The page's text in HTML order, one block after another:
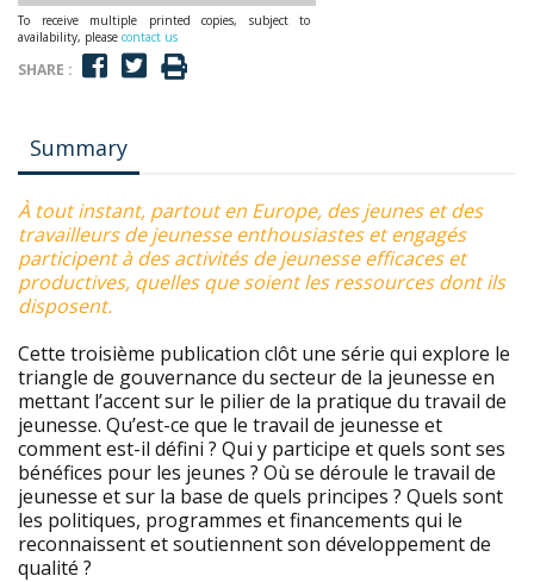
To receive multiple printed copies, subject to
availability, please contact us
SHARE :
Summary
À tout instant, partout en Europe, des jeunes et des
travailleurs de jeunesse enthousiastes et engagés
participent à des activités de jeunesse efficaces et
productives, quelles que soient les ressources dont ils
disposent.
Cette troisième publication clôt une série qui explore le
triangle de gouvernance du secteur de la jeunesse en
mettant l’accent sur le pilier de la pratique du travail de
jeunesse. Qu’est-ce que le travail de jeunesse et
comment est-il défini ? Qui y participe et quels sont ses
bénéfices pour les jeunes ? Où se déroule le travail de
jeunesse et sur la base de quels principes ? Quels sont
les politiques, programmes et financements qui le
reconnaissent et soutiennent son développement de
qualité ?